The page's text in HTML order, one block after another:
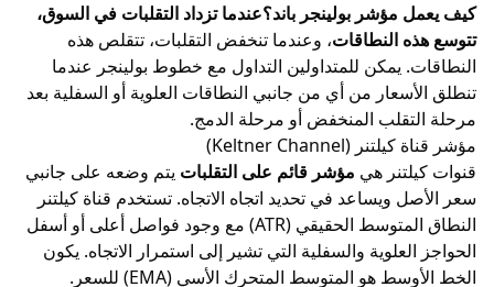
كيف يعمل مؤشر بولينجر باند؟عندما تزداد التقلبات في السوق،
تتوسع هذه النطاقات، وعندما تنخفض التقلبات، تتقلص هذه
النطاقات. يمكن للمتداولين التداول مع خطوط بولينجر عندما
تنطلق الأسعار من أي من جانبي النطاقات العلوية أو السفلية بعد
مرحلة التقلب المنخفض أو مرحلة الدمج.
مؤشر قناة كيلتنر (Keltner Channel)
قنوات كيلتنر هي مؤشر قائم على التقلبات يتم وضعه على جانبي
سعر الأصل ويساعد في تحديد اتجاه الاتجاه. تستخدم قناة كيلتنر
النطاق المتوسط الحقيقي (ATR) مع وجود فواصل أعلى أو أسفل
الحواجز العلوية والسفلية التي تشير إلى استمرار الاتجاه. يكون
الخط الأوسط هو المتوسط المتحرك الأسي (EMA) للسعر.